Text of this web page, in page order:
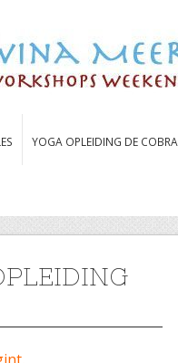
YOGA OPLEIDING DE COBRA